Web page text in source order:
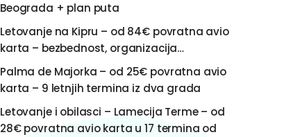
Beograda + plan puta
Letovanje na Kipru – od 84€ povratna avio
karta – bezbednost, organizacija…
Palma de Majorka – od 25€ povratna avio
karta – 9 letnjih termina iz dva grada
Letovanje i obilasci – Lamecija Terme – od
28€ povratna avio karta u 17 termina od